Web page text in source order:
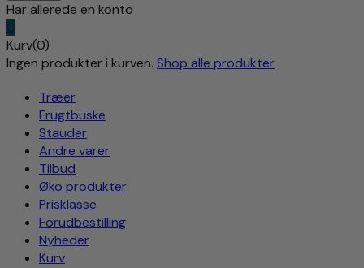
Har allerede en konto
0
Kurv(0)
Ingen produkter i kurven. Shop alle produkter
Træer
Frugtbuske
Stauder
Andre varer
Tilbud
Øko produkter
Prisklasse
Forudbestilling
Nyheder
Kurv